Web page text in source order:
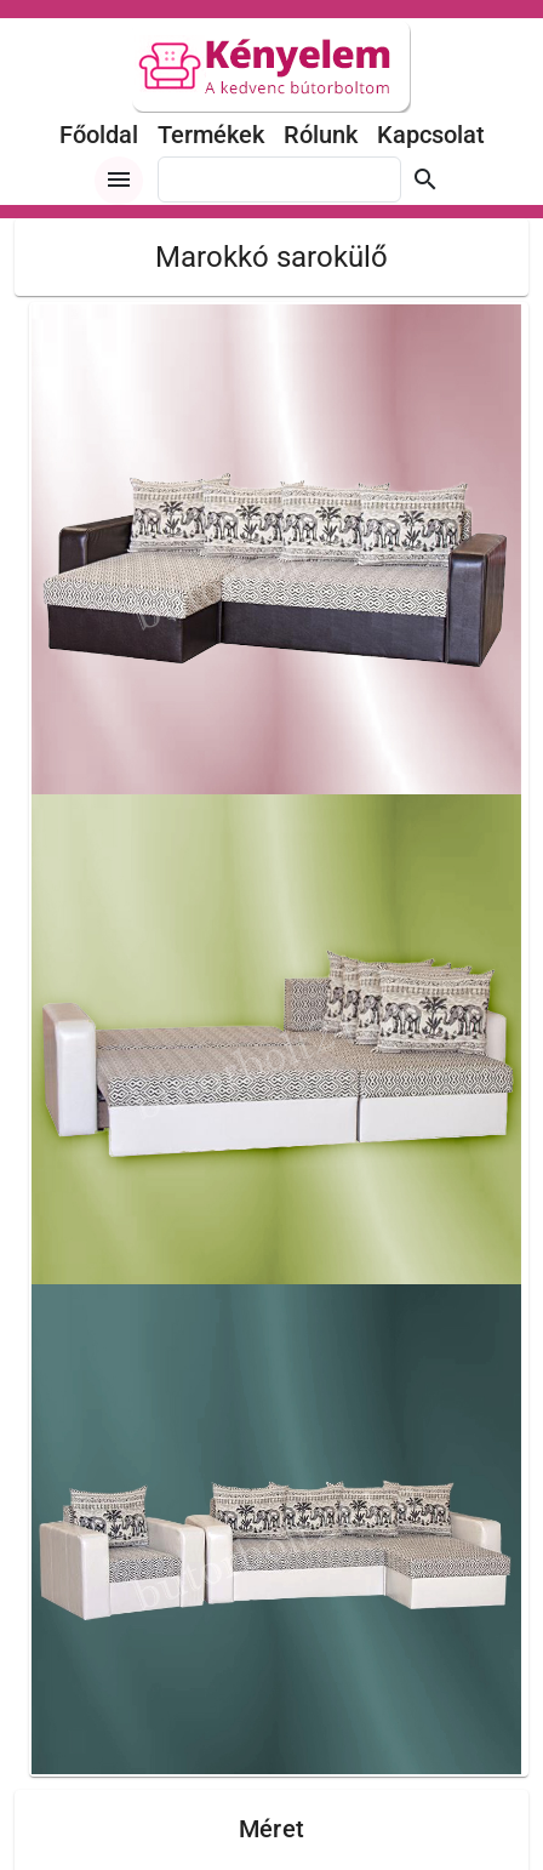
Főoldal Termékek Rólunk
Kapcsolat
menu
search
Marokkó sarokülő
Méret